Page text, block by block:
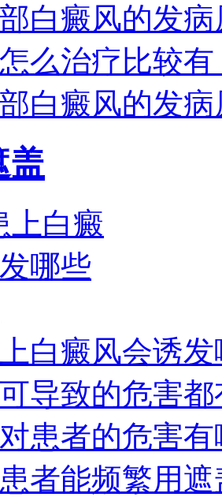
白癜风的发
么治疗比较有
白癜风的发
盖
白癜风会诱
导致的危害
患者的危害
者能频繁用